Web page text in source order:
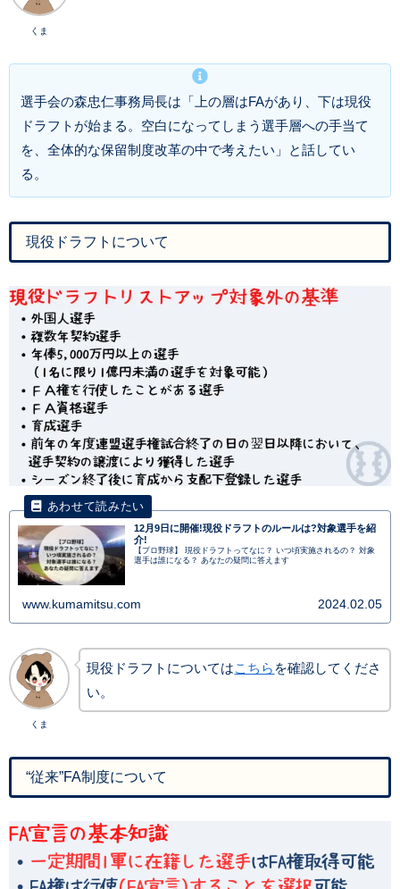
くま
選手会の森忠仁事務局長は「上の層はFAがあり、下は現役
ドラフトが始まる。空白になってしまう選手層への手当て
を、全体的な保留制度改革の中で考えたい」と話してい
る。
現役ドラフトについて
12月9日に開催!現役ドラフトのルールは?対象選手を紹
介!
【プロ野球】 現役ドラフトってなに？ いつ頃実施されるの？ 対象
選手は誰になる？ あなたの疑問に答えます
www.kumamitsu.com 2024.02.05
くま
現役ドラフトについてはこちら を確認してくださ
い。
“従来”FA制度について